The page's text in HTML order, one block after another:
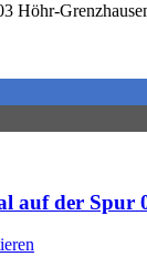
Höhr-
auf der Spur